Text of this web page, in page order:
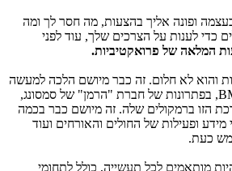
ופונה אליך בהצעות, מה חסר לך ומה
כדי לענות על הצרכים שלך, עוד לפני
המלאה של פרואקטיביות.
והוא לא חלום. זה כבר מיושם הלכה למעשה
, בפתרונות של חברת "הרמן" של סמסונג,
הזו ברמקולים שלה. זה מיושם כבר בכמה
מידע ופעילות של החולים והאורחים ועוד
כעת.
מותאמים לכל תעשייה, כולל לתחומי